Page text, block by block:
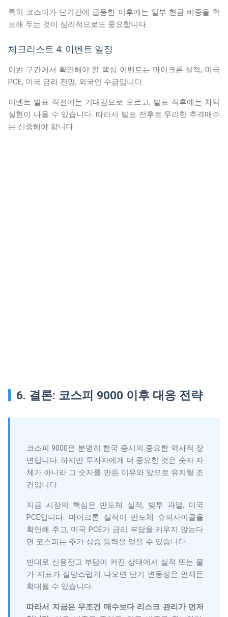
특히 코스피가 단기간에 급등한 이후에는 일부 현금 비중을 확
보해 두는 것이 심리적으로도 중요합니다.
체크리스트 4: 이벤트 일정
이번 구간에서 확인해야 할 핵심 이벤트는 마이크론 실적, 미국
PCE, 미국 금리 전망, 외국인 수급입니다.
이벤트 발표 직전에는 기대감으로 오르고, 발표 직후에는 차익
실현이 나올 수 있습니다. 따라서 발표 전후로 무리한 추격매수
는 신중해야 합니다.
6. 결론: 코스피 9000 이후 대응 전략
코스피 9000은 분명히 한국 증시의 중요한 역사적 장
면입니다. 하지만 투자자에게 더 중요한 것은 숫자 자
체가 아니라 그 숫자를 만든 이유와 앞으로 유지될 조
건입니다.
지금 시장의 핵심은 반도체 실적, 빚투 과열, 미국
PCE입니다. 마이크론 실적이 반도체 슈퍼사이클을
확인해 주고, 미국 PCE가 금리 부담을 키우지 않는다
면 코스피는 추가 상승 동력을 얻을 수 있습니다.
반대로 신용잔고 부담이 커진 상태에서 실적 또는 물
가 지표가 실망스럽게 나오면 단기 변동성은 언제든
확대될 수 있습니다.
따라서 지금은 무조건 매수보다 리스크 관리가 먼저